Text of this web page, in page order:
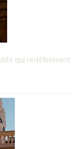
qui redéfinissent